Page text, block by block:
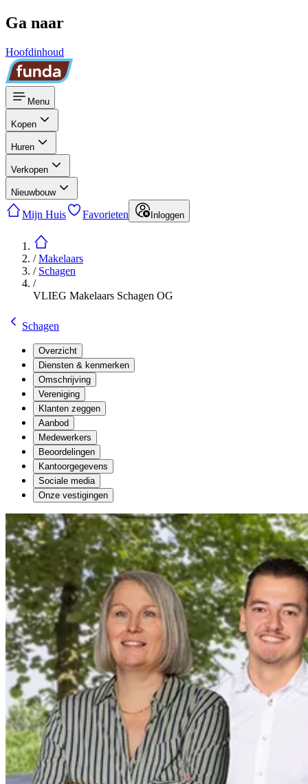
Ga naar
Hoofdinhoud
Menu
Kopen
Huren
Verkopen
Nieuwbouw
Mijn Huis Favorieten Inloggen
/Makelaars
/ Schagen
/
VLIEG Makelaars Schagen OG
Schagen
Overzicht
Diensten & kenmerken
Omschrijving
Vereniging
Klanten zeggen
Aanbod
Medewerkers
Beoordelingen
Kantoorgegevens
Sociale media
Onze vestigingen